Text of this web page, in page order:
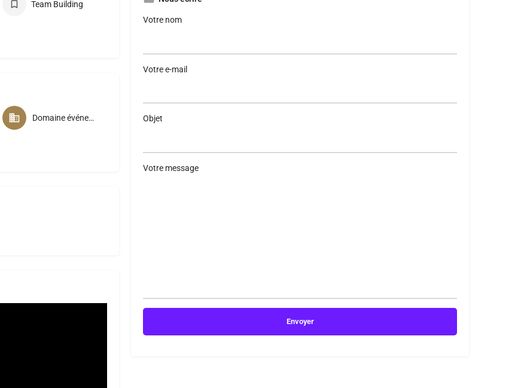
Team Building
Domaine événementiel
Votre nom
Votre e-mail
Objet
Votre message